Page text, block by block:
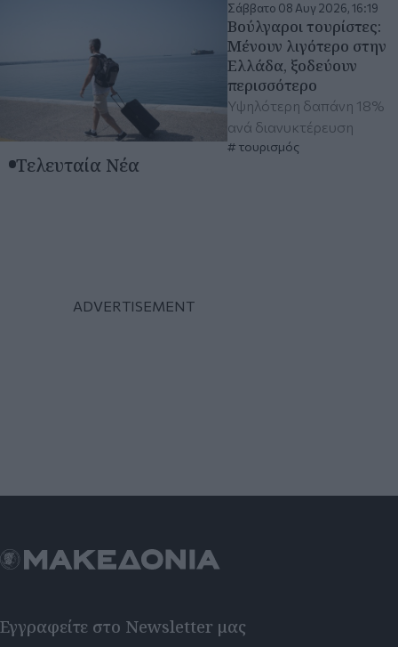
Σάββατο 08 Αυγ 2026, 16:19
Βούλγαροι τουρίστες:
Μένουν λιγότερο στην
Ελλάδα, ξοδεύουν
περισσότερο
Υψηλότερη δαπάνη 18%
ανά διανυκτέρευση
τουρισμός
Τελευταία Νέα
Εγγραφείτε στο Newsletter μας